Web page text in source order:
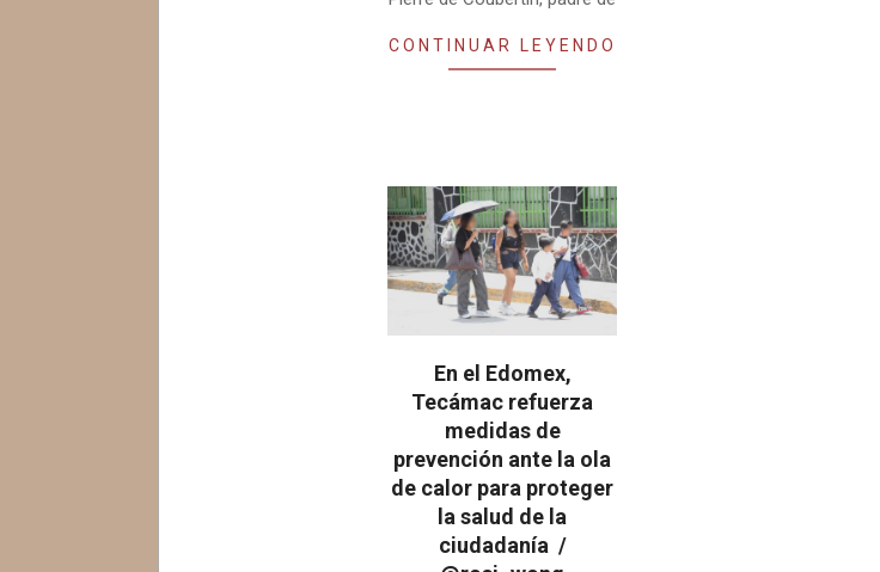
CONTINUAR LEYENDO
En el Edomex,
Tecámac refuerza
medidas de
prevención ante la ola
de calor para proteger
la salud de la
ciudadanía /